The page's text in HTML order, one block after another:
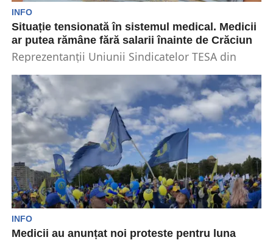
INFO
Situație tensionată în sistemul medical. Medicii
ar putea rămâne fără salarii înainte de Crăciun
Reprezentanții Uniunii Sindicatelor TESA din
din spitale înaintea...
INFO
Medicii au anunțat noi proteste pentru luna